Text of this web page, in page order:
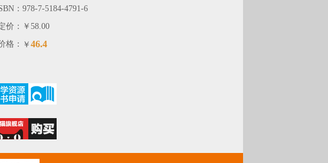
： 978-7-5184-4791-6
价： ￥58.00
格： ￥ 46.4